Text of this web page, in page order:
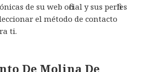
de su web oficial y sus perfiles
el método de contacto
ti.
De Molina De